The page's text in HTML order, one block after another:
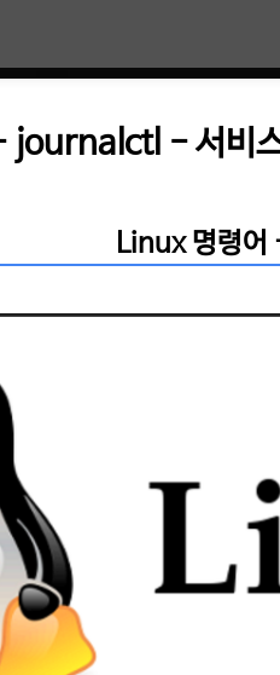
journalctl - 서비
Linux 명령